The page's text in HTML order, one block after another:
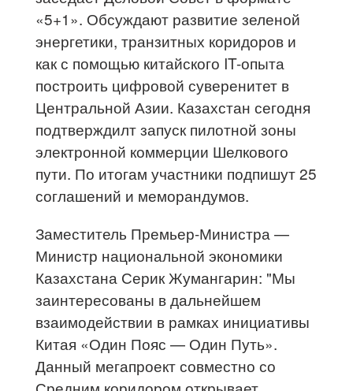
«5+1». Обсуждают развитие зеленой
энергетики, транзитных коридоров и
как с помощью китайского IT-опыта
построить цифровой суверенитет в
Центральной Азии. Казахстан сегодня
подтверждилт запуск пилотной зоны
электронной коммерции Шелкового
пути. По итогам участники подпишут 25
соглашений и меморандумов.
Заместитель Премьер-Министра —
Министр национальной экономики
Казахстана Серик Жумангарин: "Мы
заинтересованы в дальнейшем
взаимодействии в рамках инициативы
Китая «Один Пояс — Один Путь».
Данный мегапроект совместно со